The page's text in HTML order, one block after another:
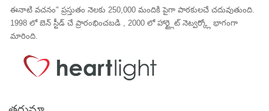
ఈనాటి వచనం" ప్రస్తుతం నెలకు 250,000 మందికి పైగా పాఠకులచే చదువుతుంది.
1998 లో బెన్ స్టీడ్ చే ప్రారంభించబడి , 2000 లో హార్ట్లైట్ నెట్వర్క్లో భాగంగా
మారింది.